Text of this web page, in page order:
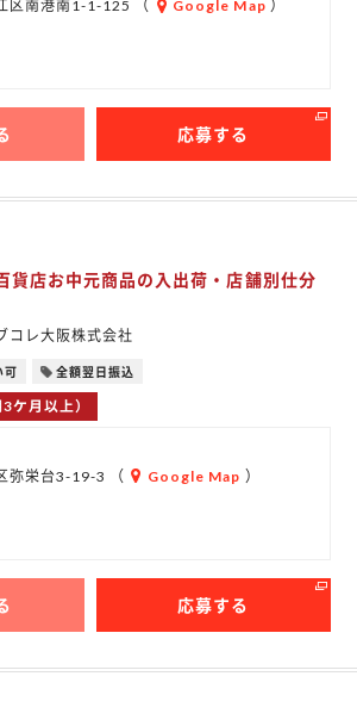
区南港南1-1-125 （ Google Map ）
応募する
店お中元商品の入出荷・店舗別仕分
コレ大阪株式会社
可 全額翌日振込
ケ月以上）
弥栄台3-19-3 （
Google Map ）
応募する